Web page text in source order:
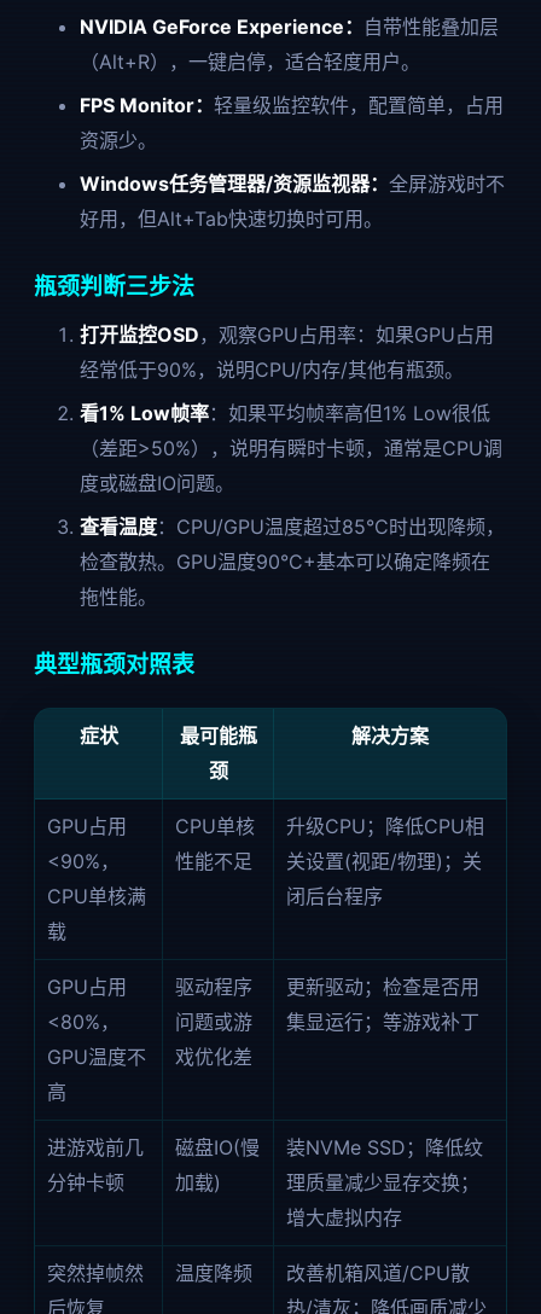
NVIDIA GeForce Experience： 自带性能叠加层
（Alt+R），一键启停，适合轻度用户。
FPS Monitor： 轻量级监控软件，配置简单，占用
资源少。
Windows任务管理器/资源监视器： 全屏游戏时不
好用，但Alt+Tab快速切换时可用。
瓶颈判断三步法
打开监控OSD ，观察GPU占用率：如果GPU占用
经常低于90%，说明CPU/内存/其他有瓶颈。
看1% Low帧率：如果平均帧率高但1% Low很低
（差距>50%），说明有瞬时卡顿，通常是CPU调
度或磁盘IO问题。
查看温度：CPU/GPU温度超过85°C时出现降频，
检查散热。GPU温度90°C+基本可以确定降频在
拖性能。
典型瓶颈对照表
症状
最可能瓶
颈
解决方案
GPU占用
<90%，
CPU单核满
载
CPU单核
性能不足
升级CPU；降低CPU相
关设置(视距/物理)；关
闭后台程序
GPU占用
<80%，
GPU温度不
高
驱动程序
问题或游
戏优化差
更新驱动；检查是否用
集显运行；等游戏补丁
进游戏前几
分钟卡顿
磁盘IO(慢
加载)
装NVMe SSD；降低纹
理质量减少显存交换；
增大虚拟内存
突然掉帧然
后恢复
温度降频
改善机箱风道/CPU散
热/清灰；降低画质减少